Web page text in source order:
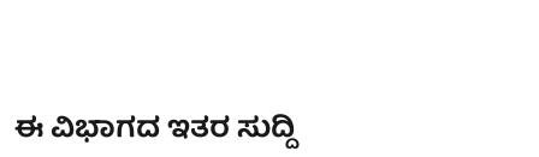
ಈ ವಿಭಾಗದ ಇತರ ಸುದ್ದಿ